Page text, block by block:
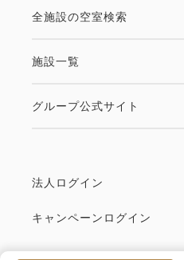
全施設の空室検索
施設一覧
グループ公式サイト
法人ログイン
キャンペーンログイン